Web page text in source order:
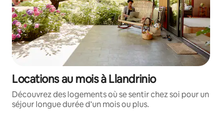
Locations au mois à Llandrinio
Découvrez des logements où se sentir chez soi pour un
séjour longue durée d’un mois ou plus.